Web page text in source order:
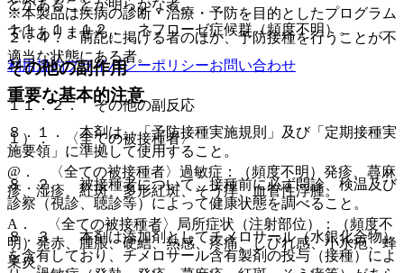
とがあることが明らかな者。
２．４． 前記に掲げる者のほか、予防接種を行うことが不
適当な状態にある者。
重要な基本的注意
８．１． 本剤は、「予防接種実施規則」及び「定期接種実
施要領」に準拠して使用すること。
８．２． 被接種者について、接種前に必ず問診、検温及び
診察（視診、聴診等）によって健康状態を調べること。
８．３． 本剤は添加剤としてチメロサール（水銀化合物）
を含有しており、チメロサール含有製剤の投与（接種）によ
１１．１．１２． ネフローゼ症候群（頻度不明）。
その他の副作用
１１．２． その他の副反応
１）． 〈全ての被接種者〉
@． 〈全ての被接種者〉過敏症：（頻度不明）発疹、蕁麻
疹、湿疹、紅斑、多形紅斑、そう痒、血管性浮腫。
A． 〈全ての被接種者〉局所症状（注射部位）：（頻度不
明）発赤、腫脹、硬結、熱感、疼痛、しびれ感、小水疱、蜂
巣炎。
※本製品は疾病の診断・治療・予防を目的としたプログラム
ではありません。
利用規約プライバシーポリシーお問い合わせ